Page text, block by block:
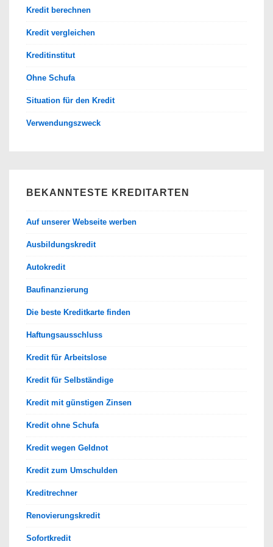
Kredit berechnen
Kredit vergleichen
Kreditinstitut
Ohne Schufa
Situation für den Kredit
Verwendungszweck
BEKANNTESTE KREDITARTEN
Auf unserer Webseite werben
Ausbildungskredit
Autokredit
Baufinanzierung
Die beste Kreditkarte finden
Haftungsausschluss
Kredit für Arbeitslose
Kredit für Selbständige
Kredit mit günstigen Zinsen
Kredit ohne Schufa
Kredit wegen Geldnot
Kredit zum Umschulden
Kreditrechner
Renovierungskredit
Sofortkredit